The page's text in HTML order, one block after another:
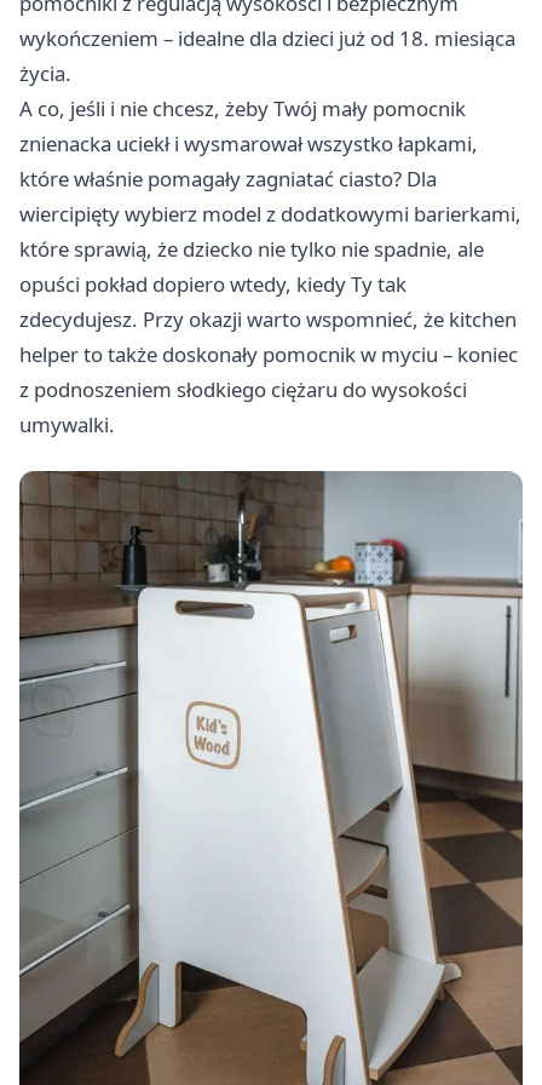
wykończeniem – idealne dla dzieci już od 18. miesiąca
życia.
A co, jeśli i nie chcesz, żeby Twój mały pomocnik
znienacka uciekł i wysmarował wszystko łapkami,
które właśnie pomagały zagniatać ciasto? Dla
wiercipięty wybierz model z dodatkowymi barierkami,
które sprawią, że dziecko nie tylko nie spadnie, ale
opuści pokład dopiero wtedy, kiedy Ty tak
zdecydujesz. Przy okazji warto wspomnieć, że kitchen
helper to także doskonały pomocnik w myciu – koniec
z podnoszeniem słodkiego ciężaru do wysokości
umywalki.